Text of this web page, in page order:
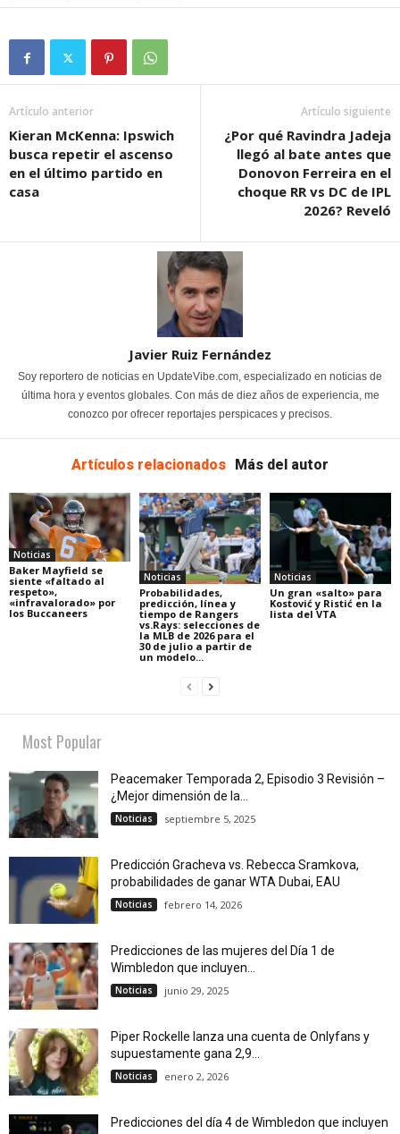
Artículo anterior
Kieran McKenna: Ipswich
busca repetir el ascenso
en el último partido en
casa
Artículo siguiente
¿Por qué Ravindra Jadeja
llegó al bate antes que
Donovon Ferreira en el
choque RR vs DC de IPL
2026? Reveló
Javier Ruiz Fernández
Soy reportero de noticias en UpdateVibe.com, especializado en noticias de
última hora y eventos globales. Con más de diez años de experiencia, me
conozco por ofrecer reportajes perspicaces y precisos.
Artículos relacionados Más del autor
Noticias
Baker Mayfield se
siente «faltado al
respeto»,
«infravalorado» por
los Buccaneers
Noticias
Probabilidades,
predicción, línea y
tiempo de Rangers
vs.Rays: selecciones de
la MLB de 2026 para el
30 de julio a partir de
un modelo...
Noticias
Un gran «salto» para
Kostović y Ristić en la
lista del VTA
Most Popular
Peacemaker Temporada 2, Episodio 3 Revisión –
¿Mejor dimensión de la...
Noticias septiembre 5, 2025
Predicción Gracheva vs. Rebecca Sramkova,
probabilidades de ganar WTA Dubai, EAU
Noticias febrero 14, 2026
Predicciones de las mujeres del Día 1 de
Wimbledon que incluyen...
Noticias junio 29, 2025
Piper Rockelle lanza una cuenta de Onlyfans y
supuestamente gana 2,9...
Noticias enero 2, 2026
Predicciones del día 4 de Wimbledon que incluyen